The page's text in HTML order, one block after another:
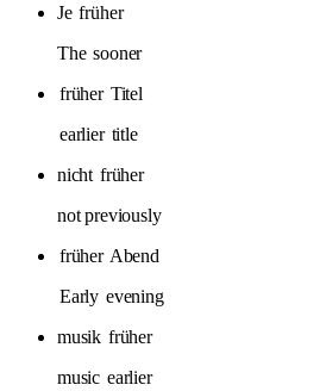
Je früher
The sooner
früher Titel
earlier title
nicht früher
not previously
früher Abend
Early evening
musik früher
music earlier